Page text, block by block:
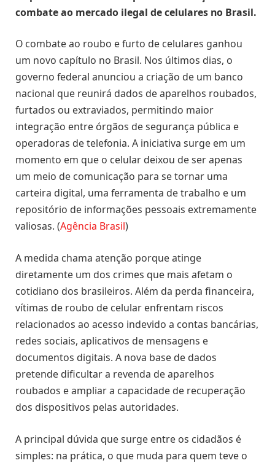
combate ao mercado ilegal de celulares no Brasil.
O combate ao roubo e furto de celulares ganhou
um novo capítulo no Brasil. Nos últimos dias, o
governo federal anunciou a criação de um banco
nacional que reunirá dados de aparelhos roubados,
furtados ou extraviados, permitindo maior
integração entre órgãos de segurança pública e
operadoras de telefonia. A iniciativa surge em um
momento em que o celular deixou de ser apenas
um meio de comunicação para se tornar uma
carteira digital, uma ferramenta de trabalho e um
repositório de informações pessoais extremamente
valiosas. (Agência Brasil)
A medida chama atenção porque atinge
diretamente um dos crimes que mais afetam o
cotidiano dos brasileiros. Além da perda financeira,
vítimas de roubo de celular enfrentam riscos
relacionados ao acesso indevido a contas bancárias,
redes sociais, aplicativos de mensagens e
documentos digitais. A nova base de dados
pretende dificultar a revenda de aparelhos
roubados e ampliar a capacidade de recuperação
dos dispositivos pelas autoridades.
A principal dúvida que surge entre os cidadãos é
simples: na prática, o que muda para quem teve o